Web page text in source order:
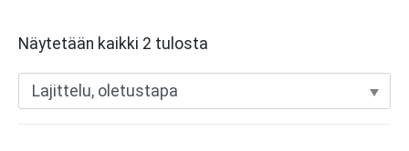
Näytetään kaikki 2 tulosta